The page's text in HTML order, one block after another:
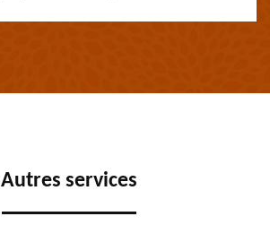
Autres services